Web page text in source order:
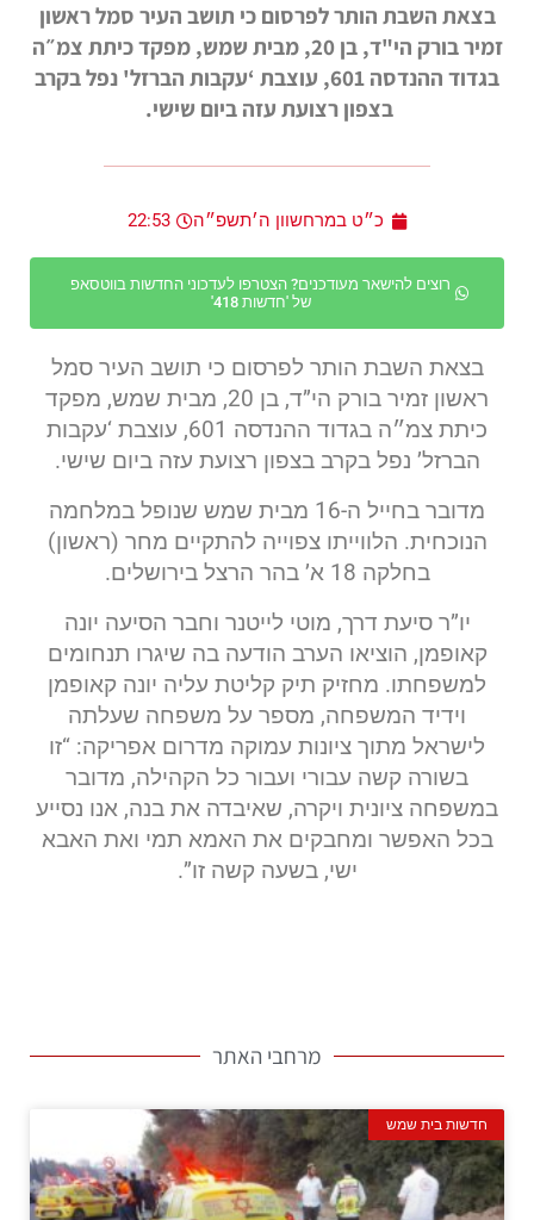
בצאת השבת הותר לפרסום כי תושב העיר סמל ראשון
זמיר בורק הי"ד, בן 20, מבית שמש, מפקד כיתת צמ״ה
בגדוד ההנדסה 601, עוצבת ‘עקבות הברזל' נפל בקרב
בצפון רצועת עזה ביום שישי.
כ״ט במרחשוון ה׳תשפ״ה 22:53
רוצים להישאר מעודכנים? הצטרפו לעדכוני החדשות בווטסאפ
של 'חדשות 418'
בצאת השבת הותר לפרסום כי תושב העיר סמל
ראשון זמיר בורק הי”ד, בן 20, מבית שמש, מפקד
כיתת צמ״ה בגדוד ההנדסה 601, עוצבת ‘עקבות
הברזל’ נפל בקרב בצפון רצועת עזה ביום שישי.
מדובר בחייל ה-16 מבית שמש שנופל במלחמה
הנוכחית. הלווייתו צפוייה להתקיים מחר (ראשון)
בחלקה 18 א’ בהר הרצל בירושלים.
יו”ר סיעת דרך, מוטי לייטנר וחבר הסיעה יונה
קאופמן, הוציאו הערב הודעה בה שיגרו תנחומים
למשפחתו. מחזיק תיק קליטת עליה יונה קאופמן
וידיד המשפחה, מספר על משפחה שעלתה
לישראל מתוך ציונות עמוקה מדרום אפריקה: “זו
בשורה קשה עבורי ועבור כל הקהילה, מדובר
במשפחה ציונית ויקרה, שאיבדה את בנה, אנו נסייע
בכל האפשר ומחבקים את האמא תמי ואת האבא
ישי, בשעה קשה זו”.
מרחבי האתר
חדשות בית שמש